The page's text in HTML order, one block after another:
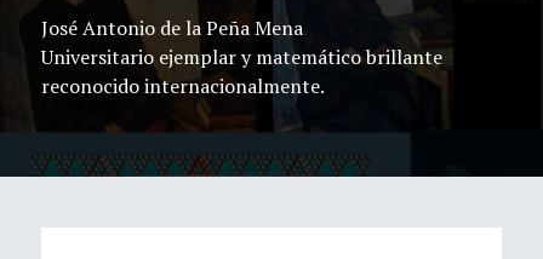
José Antonio de la Peña Mena
Universitario ejemplar y matemático brillante
reconocido internacionalmente.